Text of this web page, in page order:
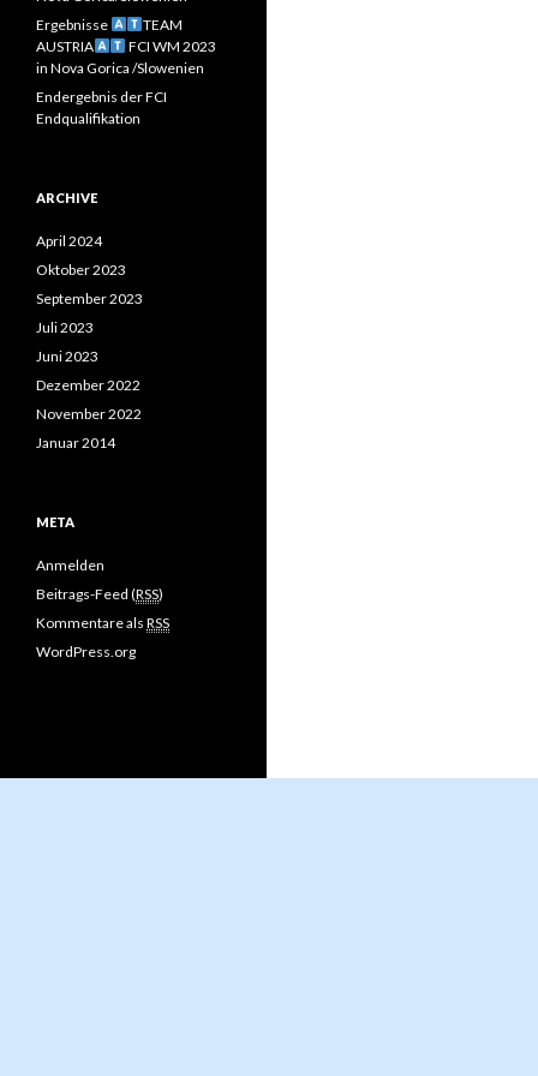
Ergebnisse
TEAM
AUSTRIA
FCI WM 2023
in Nova Gorica /Slowenien
Endergebnis der FCI
Endqualifikation
ARCHIVE
April 2024
Oktober 2023
September 2023
Juli 2023
Juni 2023
Dezember 2022
November 2022
Januar 2014
META
Anmelden
Beitrags-Feed (RSS)
Kommentare als RSS
WordPress.org